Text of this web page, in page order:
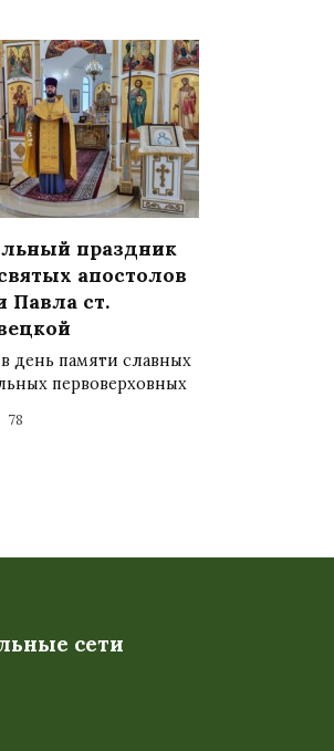
праздник
апостолов
Павла ст.
день памяти славных
первоверховных
78
сети